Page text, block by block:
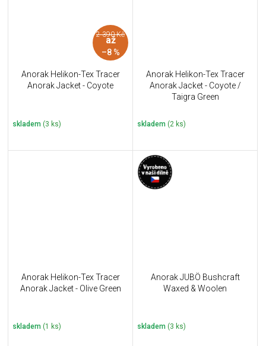
2 390 Kč
až
–8 %
Anorak Helikon-Tex Tracer
Anorak Jacket - Coyote
skladem (3 ks)
Anorak Helikon-Tex Tracer
Anorak Jacket - Coyote /
Taigra Green
skladem (2 ks)
Anorak Helikon-Tex Tracer
Anorak Jacket - Olive Green
skladem (1 ks)
Anorak JUBÖ Bushcraft
Waxed & Woolen
skladem (3 ks)